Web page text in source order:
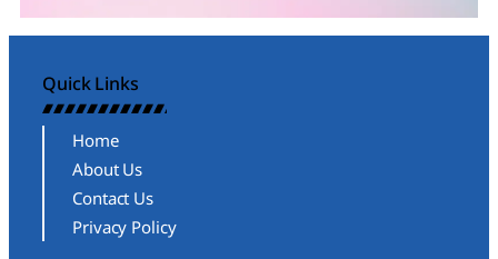
Quick Links
Home
About Us
Contact Us
Privacy Policy